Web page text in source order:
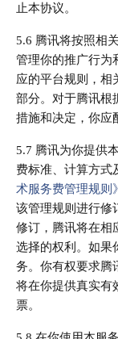
止本协议。
5.6 腾讯将按照相
管理你的推广行为
应的平台规则，相
部分。对于腾讯根
措施和决定，你应
5.7 腾讯为你提供
费标准、计算方式
术服务费管理规则》
该管理规则进行修
修订，腾讯将在相
选择的权利。如果
务。你有权要求腾
将在你提供真实有
票。